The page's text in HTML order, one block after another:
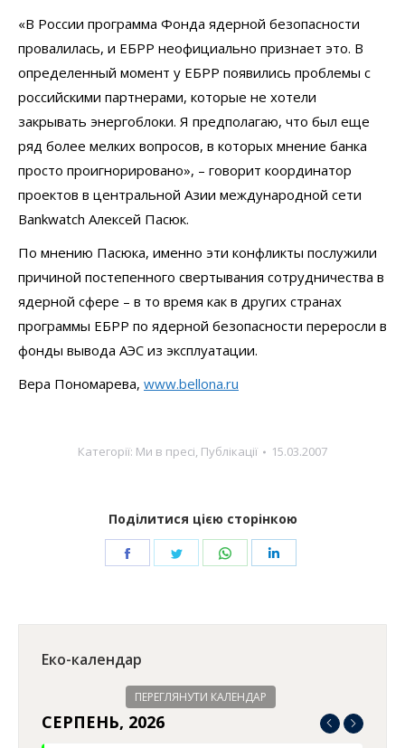
«В России программа Фонда ядерной безопасности
провалилась, и ЕБРР неофициально признает это. В
определенный момент у ЕБРР появились проблемы с
российскими партнерами, которые не хотели
закрывать энергоблоки. Я предполагаю, что был еще
ряд более мелких вопросов, в которых мнение банка
просто проигнорировано», – говорит координатор
проектов в центральной Азии международной сети
Bankwatch Алексей Пасюк.
По мнению Пасюка, именно эти конфликты послужили
причиной постепенного свертывания сотрудничества в
ядерной сфере – в то время как в других странах
программы ЕБРР по ядерной безопасности переросли в
фонды вывода АЭС из эксплуатации.
Вера Пономарева, www.bellona.ru
Категорії: Ми в пресі, Публікації 15.03.2007
Поділитися цією сторінкою
Share
Share
Share
Еко-календар
ПЕРЕГЛЯНУТИ КАЛЕНДАР
СЕРПЕНЬ, 2026